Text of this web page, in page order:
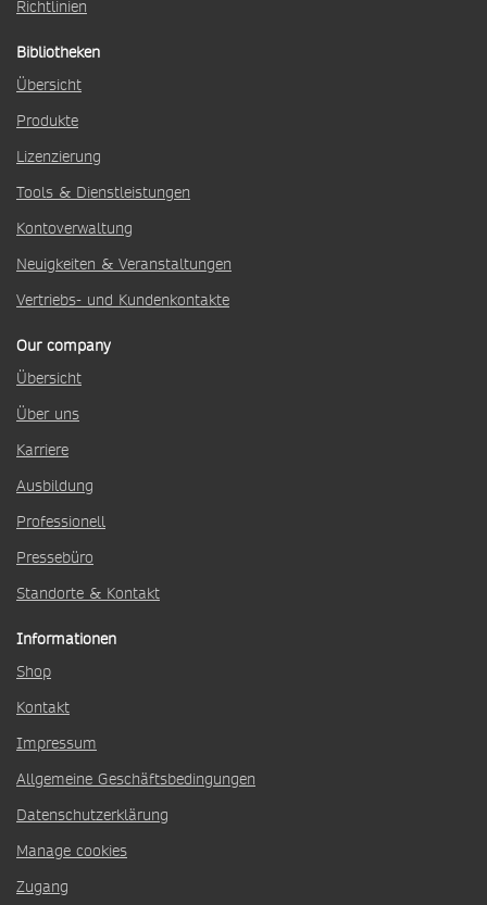
Richtlinien
Bibliotheken
Übersicht
Produkte
Lizenzierung
Tools & Dienstleistungen
Kontoverwaltung
Neuigkeiten & Veranstaltungen
Vertriebs- und Kundenkontakte
Our company
Übersicht
Über uns
Karriere
Ausbildung
Professionell
Pressebüro
Standorte & Kontakt
Informationen
Shop
Kontakt
Impressum
Allgemeine Geschäftsbedingungen
Datenschutzerklärung
Manage cookies
Zugang